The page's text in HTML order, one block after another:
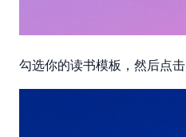
勾选你的读书模板，然后点击